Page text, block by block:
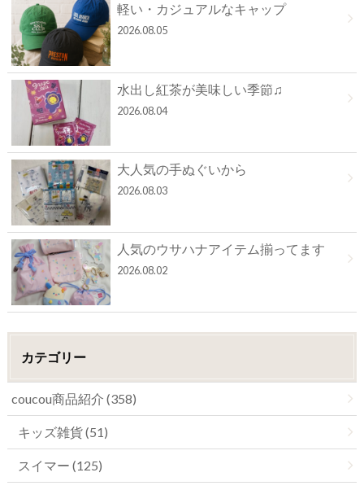
軽い・カジュアルなキャップ
2026.08.05
水出し紅茶が美味しい季節♫
2026.08.04
大人気の手ぬぐいから
2026.08.03
人気のウサハナアイテム揃ってます
2026.08.02
カテゴリー
coucou商品紹介 (358)
キッズ雑貨 (51)
スイマー (125)